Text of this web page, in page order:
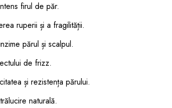
firul de păr.
ruperii și a fragilității.
părul și scalpul.
de frizz.
și rezistența părului.
naturală.